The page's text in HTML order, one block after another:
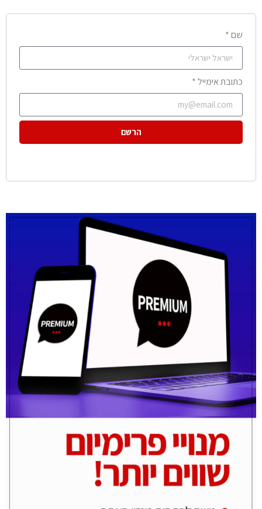
שם *
כתובת אימייל *
הרשם